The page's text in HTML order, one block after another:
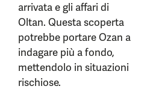
arrivata e gli affari di
Oltan. Questa scoperta
potrebbe portare Ozan a
indagare più a fondo,
mettendolo in situazioni
rischiose.